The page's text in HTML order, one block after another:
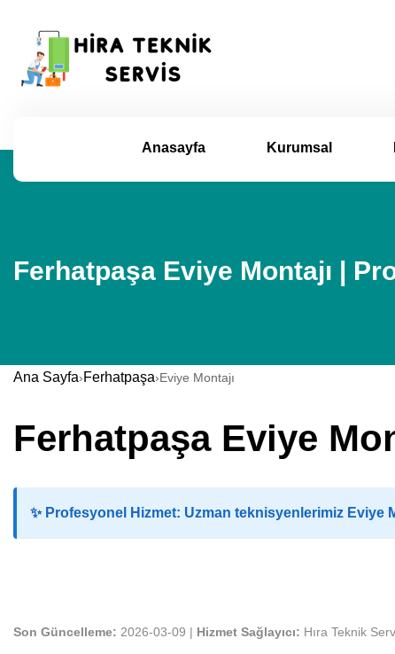
Anasayfa Kurumsal
Ferhatpaşa Eviye Montajı |
Ana Sayfa›Ferhatpaşa›Eviye Montajı
Ferhatpaşa Eviye
✨ Profesyonel Hizmet: Uzman teknisyenlerimiz Eviye
Son Güncelleme: 2026-03-09 | Hizmet Sağlayıcı: Hıra Teknik